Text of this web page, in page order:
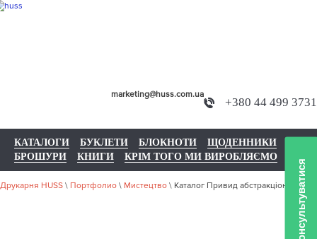
+380 44 499 3731
marketing@huss.com.ua
КАТАЛОГИ БУКЛЕТИ БЛОКНОТИ
ЩОДЕННИКИ
БРОШУРИ
КНИГИ КРІМ ТОГО МИ ВИРОБЛЯЄМО
Друкарня HUSS \ Портфолио \ Мистецтво \ Каталог Привид абстракціонізмуПроконсультуватися